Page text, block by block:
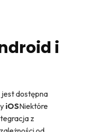
i
dostępna
iOSNiektóre
z